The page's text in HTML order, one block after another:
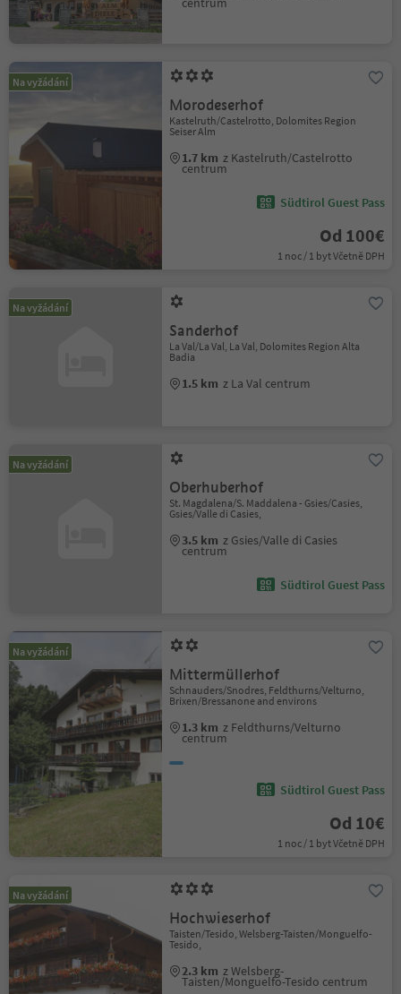
Na vyžádání
Morodeserhof
Kastelruth/Castelrotto, Dolomites Region
Seiser Alm
1.7 km z Kastelruth/Castelrotto
centrum
Südtirol Guest Pass
Od 100€
1 noc / 1 byt Včetně DPH
Na vyžádání
Sanderhof
La Val/La Val, La Val, Dolomites Region Alta
Badia
1.5 km z La Val centrum
Na vyžádání
Oberhuberhof
St. Magdalena/S. Maddalena - Gsies/Casies,
Gsies/Valle di Casies,
3.5 km z Gsies/Valle di Casies
centrum
Südtirol Guest Pass
Na vyžádání
Mittermüllerhof
Schnauders/Snodres, Feldthurns/Velturno,
Brixen/Bressanone and environs
1.3 km z Feldthurns/Velturno
centrum
Südtirol Guest Pass
Od 10€
1 noc / 1 byt Včetně DPH
Na vyžádání
Hochwieserhof
Taisten/Tesido, Welsberg-Taisten/Monguelfo-
Tesido,
2.3 km z Welsberg-
Taisten/Monguelfo-Tesido centrum